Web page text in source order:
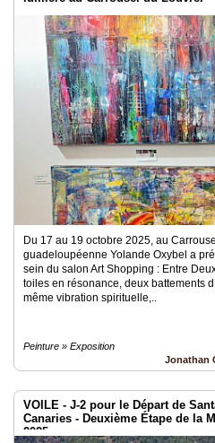
Du 17 au 19 octobre 2025, au
guadeloupéenne Yolande Oxybel a
sein du salon Art Shopping : Entre
toiles en résonance, deux battements
même vibration spirituelle,..
Peinture » Exposition
Jonathan
VOILE - J-2 pour le Départ de
Canaries - Deuxième Étape de la
2025